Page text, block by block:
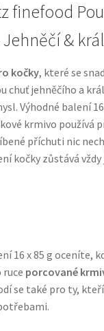
finefood
Jehněčí &
kočky, které se
chuť jehněčího a
Výhodné balení
krmivo používá
příchuti nic
kočky zůstává vždy
16 x 85 g oceníte,
porcované
se také pro ty,